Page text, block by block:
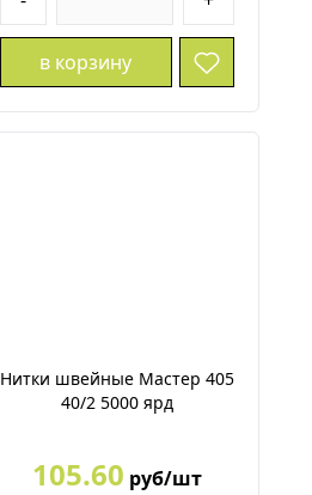
в корзину
Нитки швейные Мастер 405
40/2 5000 ярд
105.60 руб/шт